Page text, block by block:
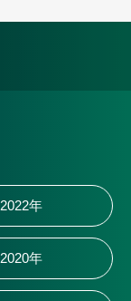
2022年
2020年